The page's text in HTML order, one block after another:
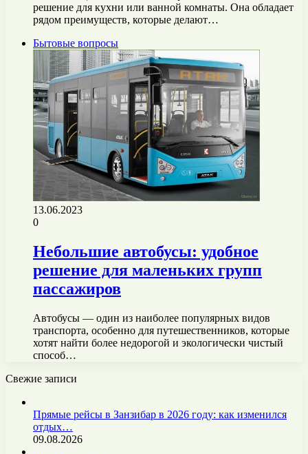
решение для кухни или ванной комнаты. Она обладает
рядом преимуществ, которые делают…
Бытовые вопросы
13.06.2023
0
Небольшие автобусы: удобное
решение для маленьких групп
пассажиров
Автобусы — один из наиболее популярных видов
транспорта, особенно для путешественников, которые
хотят найти бoлее недорогой и экологически чистый
способ…
Свежие записи
Прямые рейсы в Занзибар в 2026 году: как изменился
отдых…
09.08.2026